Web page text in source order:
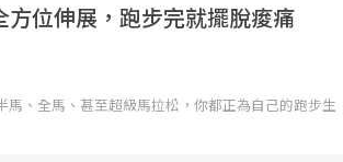
位伸展，跑步完就擺脫痠痛
馬、全馬、甚至超級馬拉松，你都正為自己的跑步生